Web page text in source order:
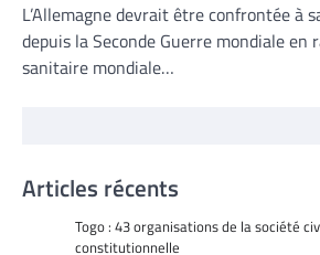
L’Allemagne devrait être confrontée à
depuis la Seconde Guerre mondiale en
sanitaire mondiale…
Articles récents
Togo : 43 organisations de la société
constitutionnelle